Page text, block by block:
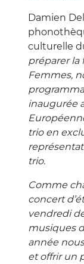
Damien
culturelle
préparer la
Femmes,
inaugurée
trio en
trio.
Comme
concert
vendredi
musiques
année
et offrir un